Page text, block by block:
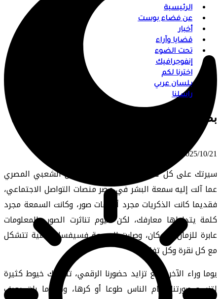
الرئيسية
عن فضاء بوست
أخبار
قضايا وآراء
تحت الضوء
إنفوجرافيك
اخترنا لكم
بلسان عربي
راسلنا
بصمتك الرقمية.. كيف تبنيها وتديرها بوعي
⠀ 2025/10/21
سيرتك على كل لسان”، ربما يعبر هذا المثل الشعبي المصري
عما آلت إليه سمعة البشر في عصر منصات التواصل الاجتماعي،
فقديما كانت الذكريات مجرد ألبومات صور، وكانت السمعة مجرد
كلمة يتداولها معارفك، لكن اليوم تناثرت الصور والمعلومات
عابرة للزمان والمكان، وصارت السمعة فسيفساء رقمية تتشكل
مع كل نقرة وكل تفاعل.
يوما وراء الآخر، ومع تزايد حضورنا الرقمي، تتشابك خيوط كثيرة
لتنسج صورتنا أمام الناس طوعا أو كرها، وهو ما بات يعرف